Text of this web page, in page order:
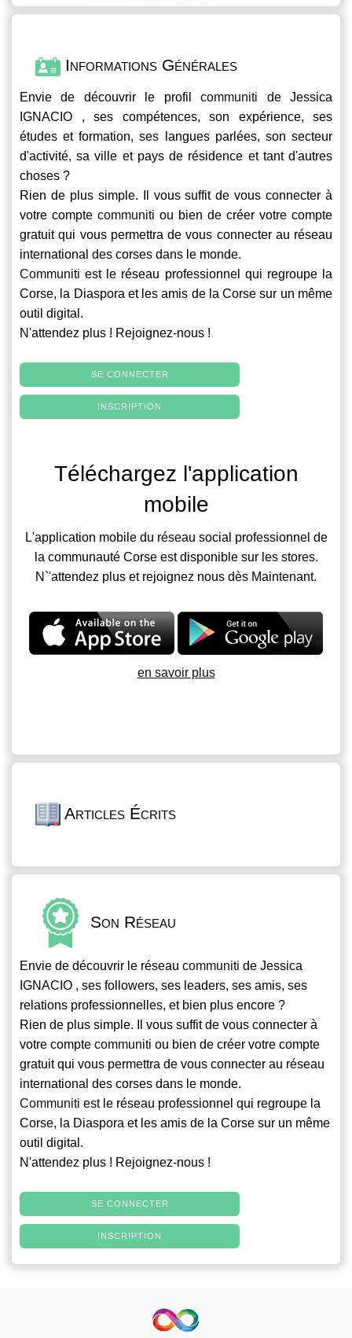
Informations Générales
Envie de découvrir le profilcommuniti de Jessica
IGNACIO , ses compétences, son expérience, ses
études et formation, ses langues parlées, son secteur
d'activité, sa ville et pays de résidence et tant d'autres
choses ?
Rien de plus simple. Il vous suffit de vous connecter à
votre compte communiti ou bien de créer votre compte
gratuit qui vous permettra de vous connecter au réseau
international des corses dans le monde.
Communiti est le réseau professionnel qui regroupe la
Corse, la Diaspora et les amis de la Corse sur un même
outil digital.
N'attendez plus ! Rejoignez-nous !
SE CONNECTER
INSCRIPTION
Téléchargez l'application
mobile
L'application mobile du réseau social professionnel de
la communauté Corse est disponible sur les stores.
N`'attendez plus et rejoignez nous dès Maintenant.
en savoir plus
Articles Écrits
Son Réseau
Envie de découvrir le réseau communiti de Jessica
IGNACIO , ses followers, ses leaders, ses amis, ses
relations professionnelles, et bien plus encore ?
Rien de plus simple. Il vous suffit de vous connecter à
votre compte communiti ou bien de créer votre compte
gratuit qui vous permettra de vous connecter au réseau
international des corses dans le monde.
Communiti est le réseau professionnel qui regroupe la
Corse, la Diaspora et les amis de la Corse sur un même
outil digital.
N'attendez plus ! Rejoignez-nous !
SE CONNECTER
INSCRIPTION